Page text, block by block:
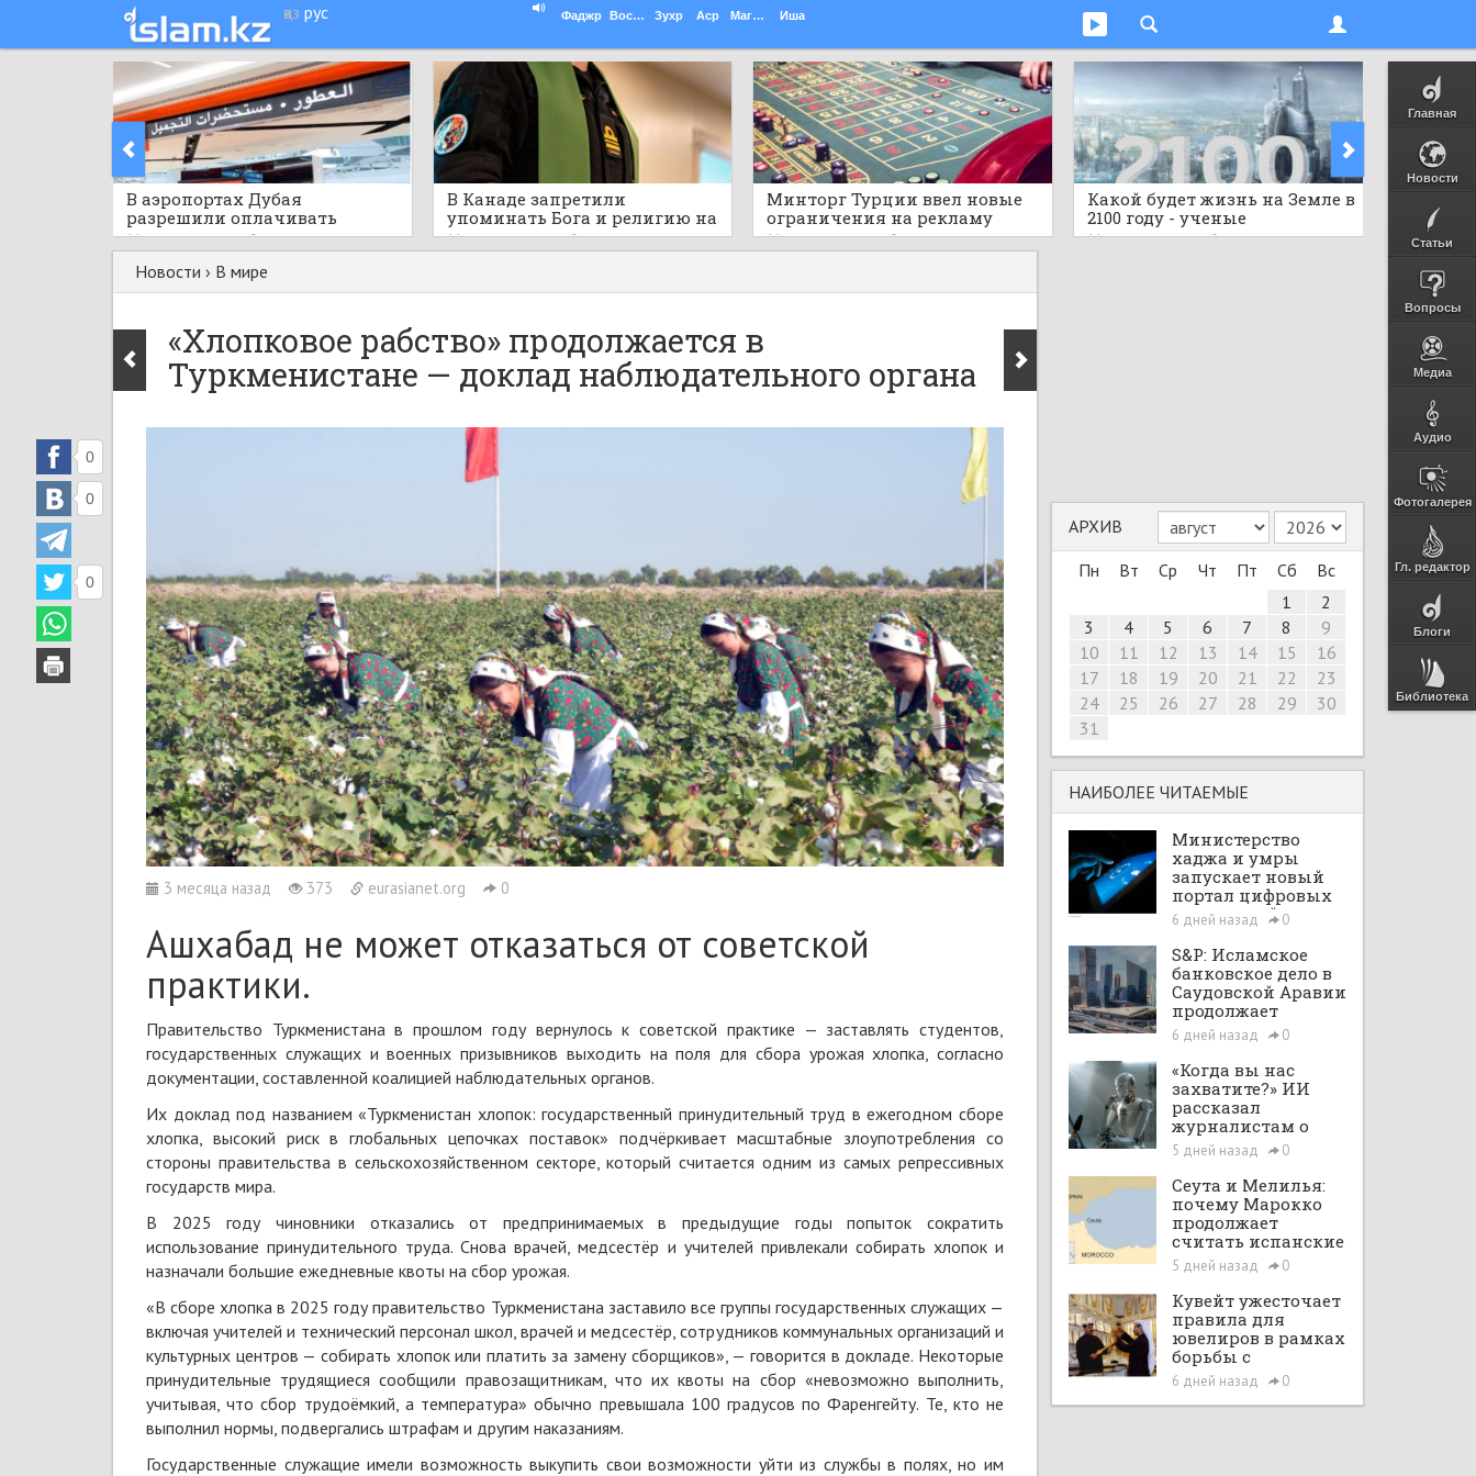
қаз рус Фаджр Восход Зухр Аср Магриб Иша
Главная
Новости
Статьи
Вопросы
Медиа
Аудио
Фотогалерея
Гл. редактор
Блоги
Библиотека
​В аэропортах Дубая
разрешили оплачивать
покупки криптовалютой
11 часов назад 0
В Канаде запретили
упоминать Бога и религию на
публичных военных
мероприятиях
11 часов назад 0
Минторг Турции ввел новые
ограничения на рекламу
азартных игр и астрологов
11 часов назад 0
Какой будет жизнь на Земле в
2100 году - ученые
шокировали прогнозом
11 часов назад 0 11 часов
Новости › В мире
«Хлопковое рабство» продолжается в
Туркменистане — доклад наблюдательного органа
3 месяца назад 373 eurasianet.org 0
0
0
0
Ашхабад не может отказаться от советской
практики.
Правительство Туркменистана в прошлом году вернулось к советской практике — заставлять студентов,
государственных служащих и военных призывников выходить на поля для сбора урожая хлопка, согласно
документации, составленной коалицией наблюдательных органов.
Их доклад под названием «Туркменистан хлопок: государственный принудительный труд в ежегодном сборе
хлопка, высокий риск в глобальных цепочках поставок» подчёркивает масштабные злоупотребления со
стороны правительства в сельскохозяйственном секторе, который считается однимиз самых репрессивных
государств мира.
В 2025 году чиновники отказались от предпринимаемых в предыдущие годы попыток сократить
использование принудительного труда. Снова врачей, медсестёр и учителей привлекали собирать хлопок и
назначали большие ежедневные квоты на сбор урожая.
«В сборе хлопка в 2025 году правительство Туркменистана заставило все группы государственных служащих —
включая учителей и технический персонал школ, врачей и медсестёр, сотрудников коммунальных организаций и
культурных центров — собирать хлопок или платить за замену сборщиков», — говорится в докладе. Некоторые
принудительные трудящиеся сообщили правозащитникам, что их квоты на сбор «невозможно выполнить,
учитывая, что сбор трудоёмкий, а температура» обычно превышала 100 градусов по Фаренгейту. Те, кто не
выполнил нормы, подвергались штрафам и другим наказаниям.
Государственные служащие имели возможность выкупить свои возможности уйти из службы в полях, но им
АРХИВ
Пн
Вт Ср Чт Пт Сб
Вс
1
2
3
4 5 6 7 8
9
10
11 12 13 14 15
16
17
18 19 20 21 22
23
24
25 26 27 28 29
30
31
НАИБОЛЕЕ ЧИТАЕМЫЕ
Министерство
хаджа и умры
запускает новый
портал цифровых
интеграций
6 дней назад 0
S&P: Исламское
банковское дело в
Саудовской Аравии
продолжает
расширяться при
поддержке Vision
2030 и рыночных
реформ
6 дней назад 0
«Когда вы нас
захватите?» ИИ
рассказал
журналистам о
планах по
покорению мира в
большом интервью
с ChatGPT
5 дней назад 0
Сеута и Мелилья:
почему Марокко
продолжает
считать испанские
анклавы своими
территориями
5 дней назад 0
Кувейт ужесточает
правила для
ювелиров в рамках
борьбы с
отмыванием денег
6 дней назад 0